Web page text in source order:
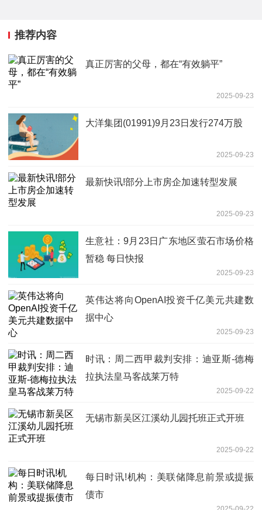
推荐内容
真正厉害的父母，都在“有效躺平”
2025-09-23
大洋集团(01991)9月23日发行274万股
2025-09-23
最新快讯!部分上市房企加速转型发展
2025-09-23
生意社：9月23日广东地区萤石市场价格
暂稳 每日快报
2025-09-23
英伟达将向OpenAI投资千亿美元共建数
据中心
2025-09-23
时讯：周二西甲裁判安排：迪亚斯-德梅
拉执法皇马客战莱万特
2025-09-22
无锡市新吴区江溪幼儿园托班正式开班
2025-09-22
每日时讯!机构：美联储降息前景或提振
债市